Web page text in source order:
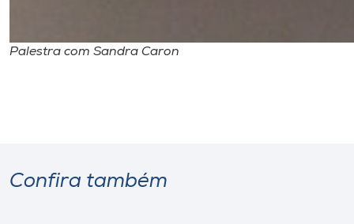
Palestra com Sandra Caron
Confira também